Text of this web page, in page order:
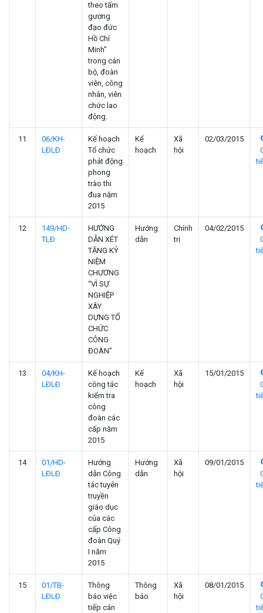
theo tấm
gương
đạo đức
Hồ Chí
Minh"
trong cán
bộ, đoàn
viên, công
nhân, viên
chức lao
động.
11
06/KH-
LÐLÐ
Kế hoạch
Tổ chức
phát động
phong
trào thi
đua năm
2015
Kế
hoạch
Xã
hội
02/03/2015
12
149/HD-
TLÐ
HƯỚNG
DẪN XÉT
TẶNG KỶ
NIỆM
CHƯƠNG
“VÌ SỰ
NGHIỆP
XÂY
DỰNG TỔ
CHỨC
CÔNG
ĐOÀN”
Hướng
dẫn
Chính
trị
04/02/2015
13
04/KH-
LÐLÐ
Kế hoạch
công tác
kiểm tra
công
đoàn các
cấp năm
2015
Kế
hoạch
Xã
hội
15/01/2015
14
01/HD-
LÐLÐ
Hướng
dẫn Công
tác tuyên
truyền
giáo dục
của các
cấp Công
đoàn Quý
I năm
2015
Hướng
dẫn
Xã
hội
09/01/2015
15
01/TB-
LÐLÐ
Thông
báo việc
tiếp cán
Thông
báo
Xã
hội
08/01/2015